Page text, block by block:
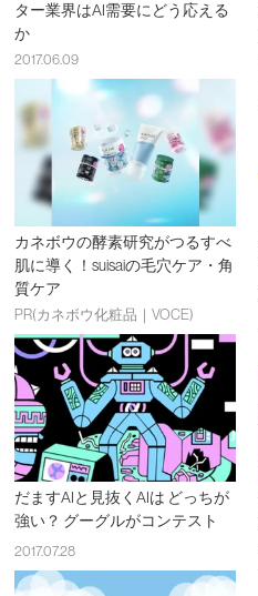
ター業界はAI需要にどう応える
か
2017.06.09
カネボウの酵素研究がつるすべ
肌に導く！suisaiの毛穴ケア・角
質ケア
PR(カネボウ化粧品｜VOCE)
だますAIと見抜くAIは どっちが
強い？ グーグルがコンテスト
2017.07.28